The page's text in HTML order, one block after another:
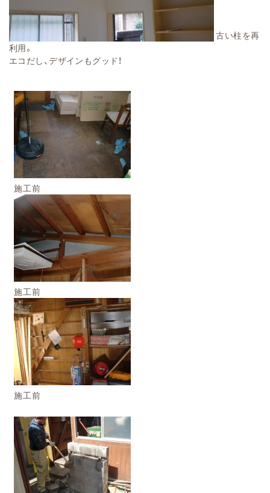
古い柱を再
利用。
エコだし、デザインもグッド！
施工前
施工前
施工前